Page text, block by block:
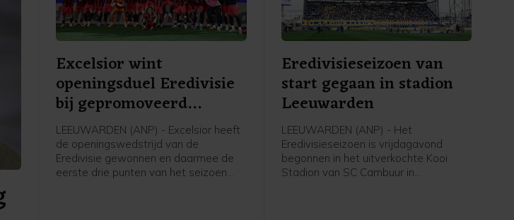
Excelsior wint
openingsduel Eredivisie
bij gepromoveerd
Cambuur
LEEUWARDEN (ANP) - Excelsior heeft
de openingswedstrijd van de
Eredivisie gewonnen en daarmee de
eerste drie punten van het seizoen
Eredivisieseizoen van
start gegaan in stadion
Leeuwarden
LEEUWARDEN (ANP) - Het
Eredivisieseizoen is vrijdagavond
begonnen in het uitverkochte Kooi
Stadion van SC Cambuur in